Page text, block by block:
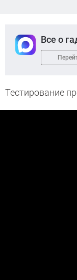
Все о
Тестирование